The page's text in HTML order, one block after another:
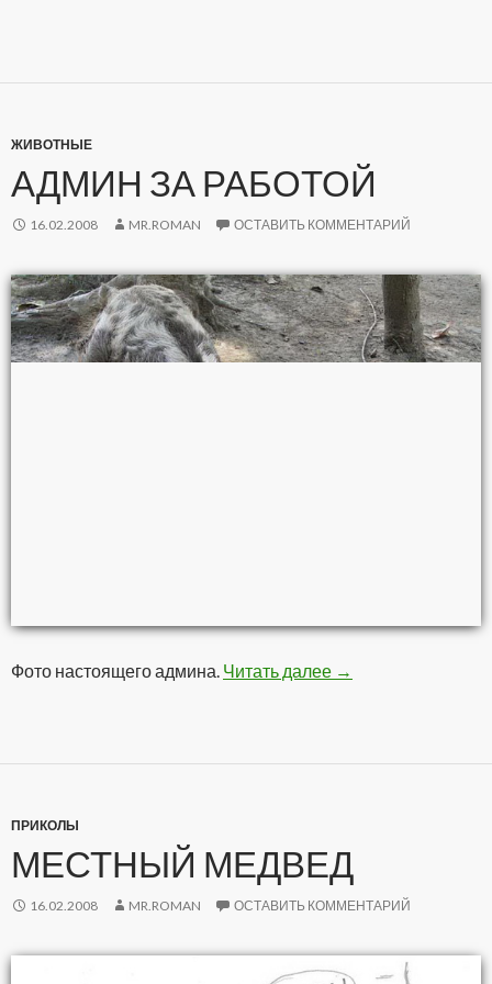
ЖИВОТНЫЕ
АДМИН ЗА РАБОТОЙ
16.02.2008 MR.ROMAN ОСТАВИТЬ КОММЕНТАРИЙ
Фото настоящего админа. Читать далее Админ за работой
→
ПРИКОЛЫ
МЕСТНЫЙ МЕДВЕД
16.02.2008 MR.ROMAN ОСТАВИТЬ КОММЕНТАРИЙ